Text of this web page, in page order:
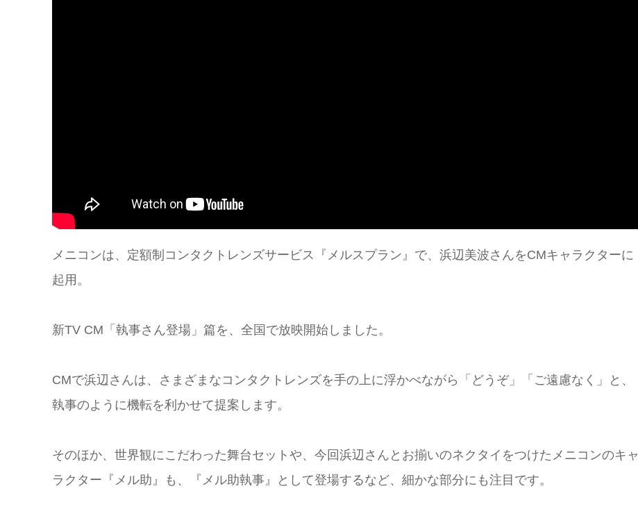
メニコンは、定額制コンタクトレンズサービス『メルスプラン』で、浜辺美波さんをCMキャラクターに
起用。
新TV CM「執事さん登場」篇を、全国で放映開始しました。
CMで浜辺さんは、さまざまなコンタクトレンズを手の上に浮かべながら「どうぞ」「ご遠慮なく」と、
執事のように機転を利かせて提案します。
そのほか、世界観にこだわった舞台セットや、今回浜辺さんとお揃いのネクタイをつけたメニコンのキャ
ラクター『メル助』も、『メル助執事』として登場するなど、細かな部分にも注目です。